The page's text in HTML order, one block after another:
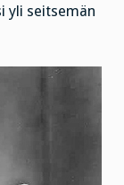
yli seitsemän